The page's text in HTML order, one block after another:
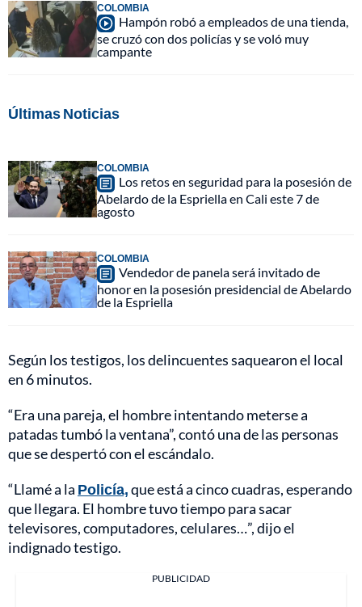
COLOMBIA
Hampón robó a empleados de una tienda,
se cruzó con dos policías y se voló muy
campante
Últimas Noticias
COLOMBIA
Los retos en seguridad para la posesión de
Abelardo de la Espriella en Cali este 7 de
agosto
COLOMBIA
Vendedor de panela será invitado de
honor en la posesión presidencial de Abelardo
de la Espriella
Según los testigos, los delincuentes saquearon el local
en 6 minutos.
“Era una pareja, el hombre intentando meterse a
patadas tumbó la ventana”, contó una de las personas
que se despertó con el escándalo.
“Llamé a la Policía,que está a cinco cuadras, esperando
que llegara. El hombre tuvo tiempo para sacar
televisores, computadores, celulares…”, dijo el
indignado testigo.
PUBLICIDAD